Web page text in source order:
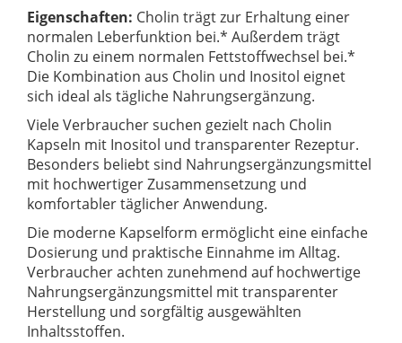
Eigenschaften: Cholin trägt zur Erhaltung einer
normalen Leberfunktion bei.* Außerdem trägt
Cholin zu einem normalen Fettstoffwechsel bei.*
Die Kombination aus Cholin und Inositol eignet
sich ideal als tägliche Nahrungsergänzung.
Viele Verbraucher suchen gezielt nach Cholin
Kapseln mit Inositol und transparenter Rezeptur.
Besonders beliebt sind Nahrungsergänzungsmittel
mit hochwertiger Zusammensetzung und
komfortabler täglicher Anwendung.
Die moderne Kapselform ermöglicht eine einfache
Dosierung und praktische Einnahme im Alltag.
Verbraucher achten zunehmend auf hochwertige
Nahrungsergänzungsmittel mit transparenter
Herstellung und sorgfältig ausgewählten
Inhaltsstoffen.